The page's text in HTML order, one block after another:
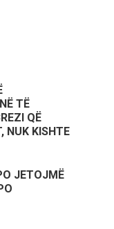
TË
QË
NUK KISHTE
JETOJMË